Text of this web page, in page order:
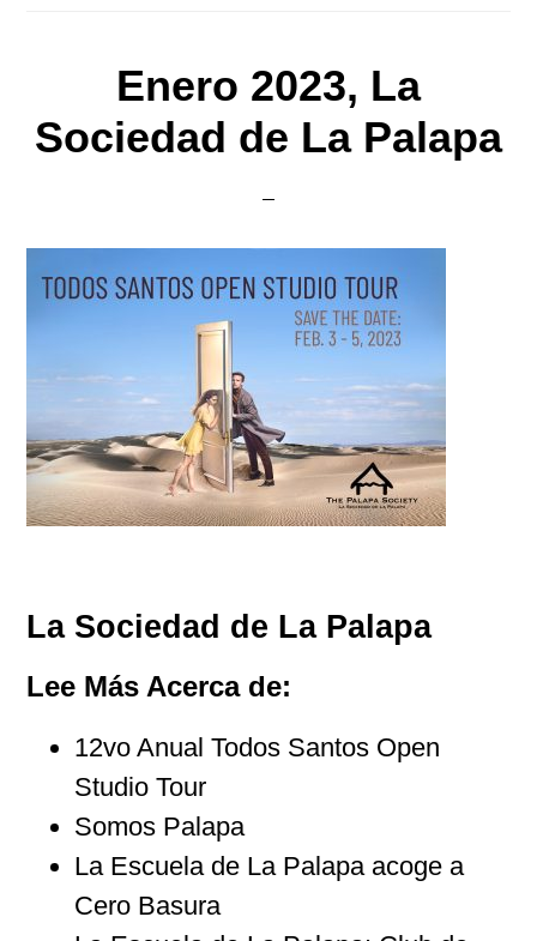
Enero 2023, La
Sociedad de La Palapa
La Sociedad de La Palapa
Lee Más Acerca de:
12vo Anual Todos Santos Open
Studio Tour
Somos Palapa
La Escuela de La Palapa acoge a
Cero Basura